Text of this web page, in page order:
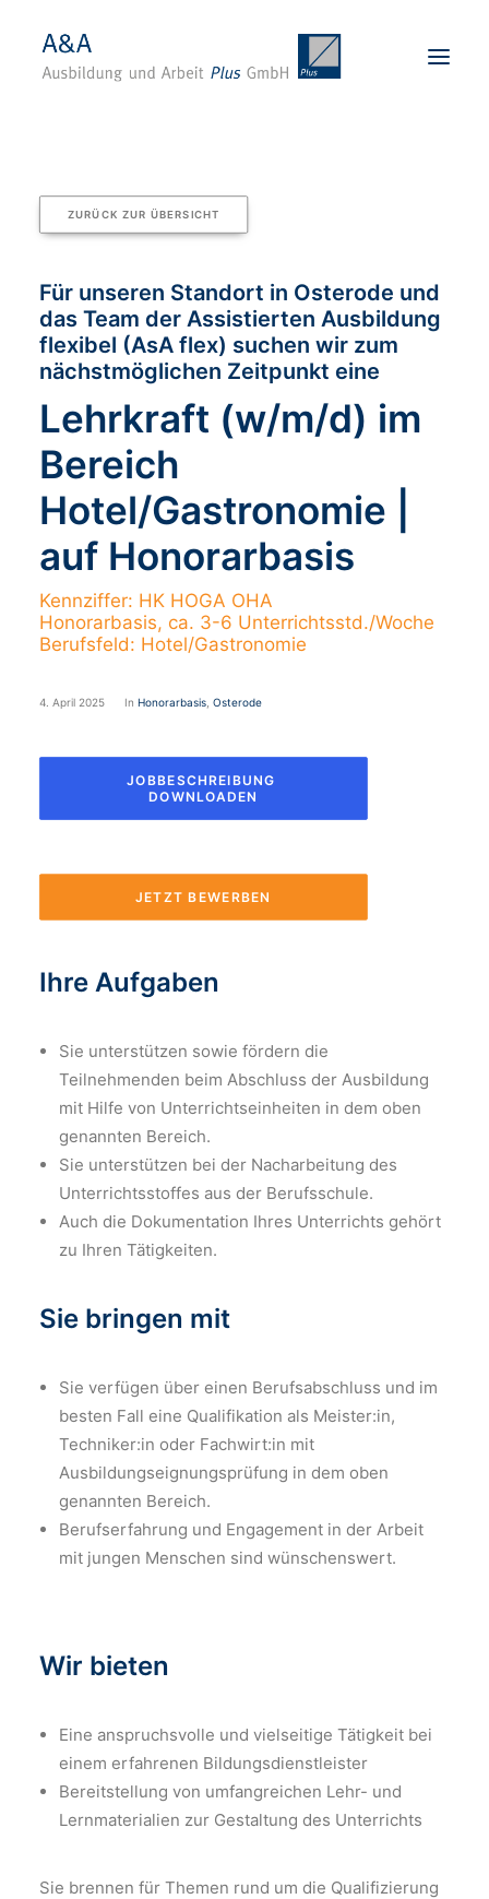
Über uns
Standorte
Für Unternehmen
BEWERBEN
ZURÜCK ZUR ÜBERSICHT
Für unseren Standort in Osterode und
das Team der Assistierten Ausbildung
flexibel (AsA flex) suchen wir zum
nächstmöglichen Zeitpunkt eine
Lehrkraft (w/m/d) im
Bereich
Hotel/Gastronomie |
auf Honorarbasis
Kennziffer: HK HOGA OHA
Honorarbasis, ca. 3-6 Unterrichtsstd./Woche
Berufsfeld: Hotel/Gastronomie
4. April 2025 In Honorarbasis Osterode
JOBBESCHREIBUNG
DOWNLOADEN
JETZT BEWERBEN
Ihre Aufgaben
Sie unterstützen sowie fördern die
Teilnehmenden beim Abschluss der Ausbildung
mit Hilfe von Unterrichtseinheiten in dem oben
genannten Bereich.
Sie unterstützen bei der Nacharbeitung des
Unterrichtsstoffes aus der Berufsschule.
Auch die Dokumentation Ihres Unterrichts gehört
zu Ihren Tätigkeiten.
Sie bringen mit
Sie verfügen über einen Berufsabschluss und im
besten Fall eine Qualifikation als Meister:in,
Techniker:in oder Fachwirt:in mit
Ausbildungseignungsprüfung in dem oben
genannten Bereich.
Berufserfahrung und Engagement in der Arbeit
mit jungen Menschen sind wünschenswert.
Wir bieten
Eine anspruchsvolle und vielseitige Tätigkeit bei
einem erfahrenen Bildungsdienstleister
Bereitstellung von umfangreichen Lehr- und
Lernmaterialien zur Gestaltung des Unterrichts
Sie brennen für Themen rund um die Qualifizierung